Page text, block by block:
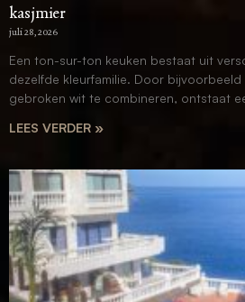
kasjmier
juli 28, 2026
Een ton-sur-ton keuken bestaat uit
dezelfde kleurfamilie. Door bijvoorbeeld
gebroken wit te combineren, ontstaat
LEES VERDER »